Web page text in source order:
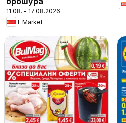
11.08. - 17.08.2026
T Market